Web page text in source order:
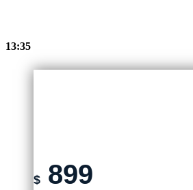
13:35
$ 899